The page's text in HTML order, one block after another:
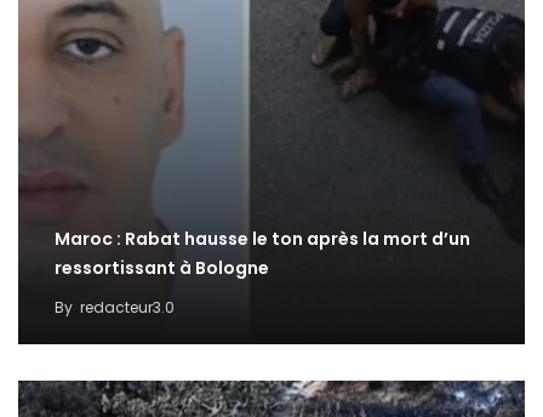
Maroc : Rabat hausse le ton après la mort d’un
ressortissant à Bologne
By redacteur3.0